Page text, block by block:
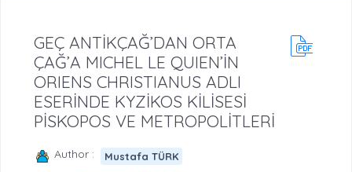
GEÇ ANTİKÇAĞ’DAN ORTA
ÇAĞ’A MICHEL LE QUIEN’İN
ORIENS CHRISTIANUS ADLI
ESERİNDE KYZİKOS KİLİSESİ
PİSKOPOS VE METROPOLİTLERİ
Author : Mustafa TÜRK